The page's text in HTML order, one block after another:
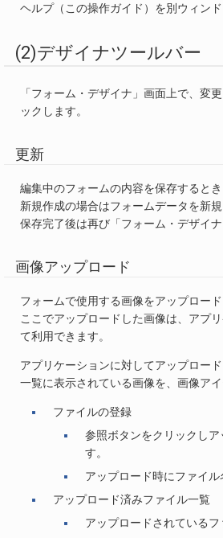
ヘルプ（この操作ガイド）を別ウィンド
(2)デザイナツールバー
「フォーム・デザイナ」画面上で、変
ックします。
更新
編集中のフォームの内容を保存するとき
新規作成の場合はフォームデータを新
保存完了後は再び「フォーム・デザイ
画像アップロード
フォームで使用する画像をアップロード
ここでアップロードした画像は、アプ
て利用できます。
アプリケーションに対してアップロー
一覧に表示されている画像を、画像ア
ファイルの登録
参照ボタンをクリックし
す。
アップロード時にファイル
アップロード済みファイル一覧
アップロードされている